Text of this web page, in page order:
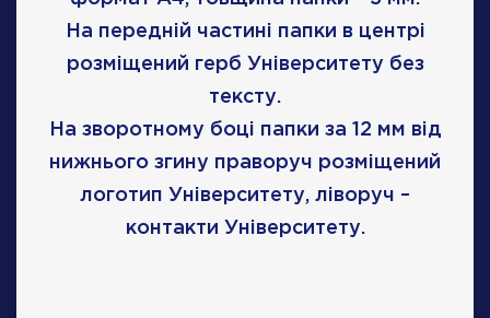
На передній частині папки в центрі
розміщений герб Університету без
тексту.
На зворотному боці папки за 12 мм від
нижнього згину праворуч розміщений
логотип Університету, ліворуч –
контакти Університету.